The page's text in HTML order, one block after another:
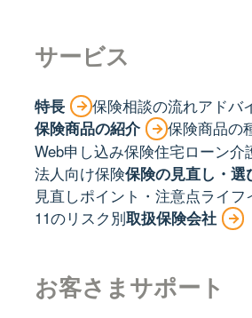
サービス
特長 保険相談の流れアドバ
保険商品の紹介
保険商品の
Web申し込み保険住宅ローン介
法人向け保険保険の見直し・選
見直しポイント・注意点ライフ
11のリスク別取扱保険会社
お客さまサポート